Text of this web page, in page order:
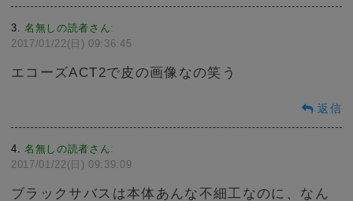
3 名無しの読者さん:
2017/01/22(日) 09:36:45
エコーズACT2で皮の画像なの笑う
返信
4 名無しの読者さん:
2017/01/22(日) 09:39:09
ブラックサバスは本体あんな不細工なのに、なん